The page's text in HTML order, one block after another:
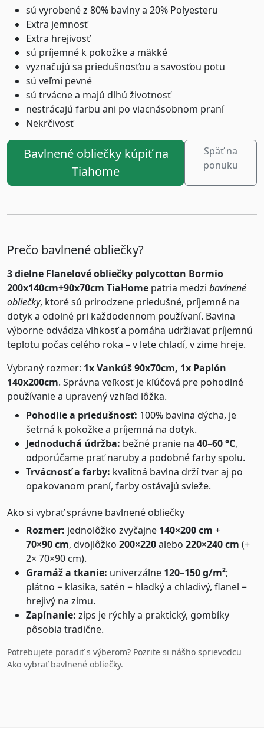
sú vyrobené z 80% bavlny a 20% Polyesteru
Extra jemnosť
Extra hrejivosť
sú príjemné k pokožke a mäkké
vyznačujú sa priedušnosťou a savosťou potu
sú veľmi pevné
sú trvácne a majú dlhú životnosť
nestrácajú farbu ani po viacnásobnom praní
Nekrčivosť
Bavlnené obliečky kúpiť na
Tiahome
Späť na
ponuku
Prečo bavlnené obliečky?
3 dielne Flanelové obliečky polycotton Bormio
200x140cm+90x70cm TiaHome patria medzi bavlnené
obliečky, ktoré sú prirodzene priedušné, príjemné na
dotyk a odolné pri každodennom používaní. Bavlna
výborne odvádza vlhkosť a pomáha udržiavať príjemnú
teplotu počas celého roka – v lete chladí, v zime hreje.
Vybraný rozmer: 1x Vankúš 90x70cm, 1x Paplón
140x200cm. Správna veľkosť je kľúčová pre pohodlné
používanie a upravený vzhľad lôžka.
Pohodlie a priedušnosť: 100% bavlna dýcha, je
šetrná k pokožke a príjemná na dotyk.
Jednoduchá údržba: bežné pranie na 40–60 °C,
odporúčame prať naruby a podobné farby spolu.
Trvácnosť a farby: kvalitná bavlna drží tvar aj po
opakovanom praní, farby ostávajú svieže.
Ako si vybrať správne bavlnené obliečky
Rozmer: jednolôžko zvyčajne 140×200 cm +
70×90 cm, dvojlôžko 200×220alebo 220×240 cm (+
2× 70×90 cm).
Gramáž a tkanie: univerzálne 120–150 g/m²;
plátno = klasika, satén = hladký a chladivý, flanel =
hrejivý na zimu.
Zapínanie: zips je rýchly a praktický, gombíky
pôsobia tradične.
Potrebujete poradiť s výberom? Pozrite si nášho sprievodcu
Ako vybrať bavlnené obliečky.